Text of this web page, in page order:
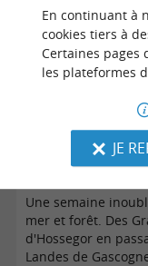
Une semaine
mer et forêt. Des
d'Hossegor en
Landes de
En continuant à
cookies tiers à
Certaines pages
les plateformes
JE